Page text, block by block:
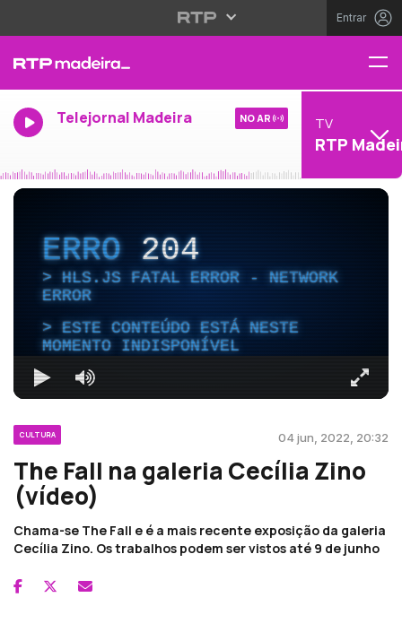
Entrar
Telejornal Madeira NO AR TV
RTP
ERRO204
HLS.JS FATAL ERROR - NETWORK
ERROR
ESTE CONTEÚDO ESTÁ NESTE
MOMENTO INDISPONÍVEL
CULTURA 04 jun, 2022, 20:32
The Fall na galeria Cecília Zino
(vídeo)
Chama-se The Fall e é a mais recente exposição da galeria
Cecília Zino. Os trabalhos podem ser vistos até 9 de junho